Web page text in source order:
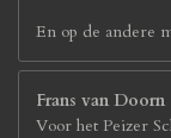
En op de andere
Frans van Doorn
Voor het Peizer